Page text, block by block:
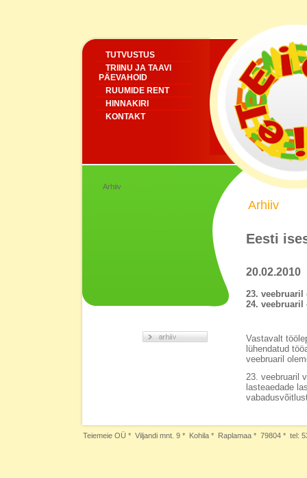
TUTVUSTUS
TRIINU JA TAAVI
PÄEVAHOID
RUUMIDE RENT
HINNAKIRI
KONTAKT
Arhiiv
Arhiiv
Eesti
20.02.2010
23. veebruaril
24. veebruaril
Vastavalt
lühendatud
veebruaril
23. veebruaril
lasteaedade
Teiemeie OÜ * Viljandi mnt. 9 * Kohila * Raplamaa * 79804 * tel: